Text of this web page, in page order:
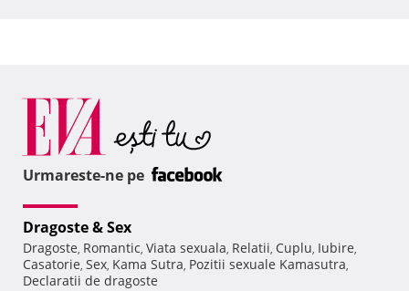
Urmareste-ne pe
Dragoste & Sex
Dragoste, Romantic, Viata sexuala, Relatii, Cuplu, Iubire,
Casatorie, Sex, Kama Sutra, Pozitii sexuale Kamasutra,
Declaratii de dragoste